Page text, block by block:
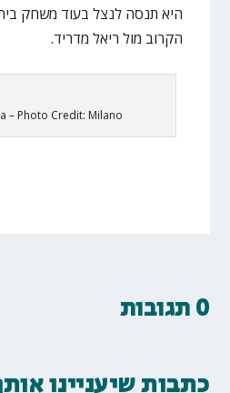
היא תנסה לנצל בעוד משחק
הקרוב מול ריאל מדריד.
– Photo Credit: Milano
0 תגובות
כתבות שיעניינו